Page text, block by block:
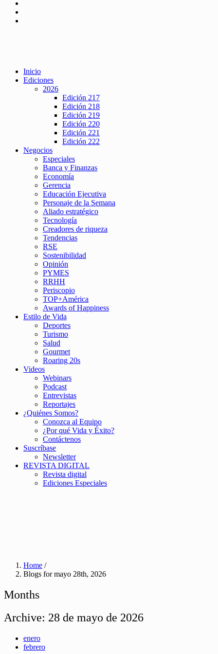
Inicio
Ediciones
2026
Edición 217
Edición 218
Edición 219
Edición 220
Edición 221
Edición 222
Negocios
Especiales
Banca y Finanzas
Economía
Gerencia
Educación Ejecutiva
Personaje de la Semana
Aliado estratégico
Tecnología
Creadores de riqueza
Tendencias
RSE
Sostenibilidad
Opinión
PYMES
RRHH
Periscopio
TOP+América
Awards of Happiness
Estilo de Vida
Deportes
Turismo
Salud
Gourmet
Roaring 20s
Videos
Webinars
Podcast
Entrevistas
Reportajes
¿Quiénes Somos?
Conozca al Equipo
¿Por qué Vida y Éxito?
Contáctenos
Suscríbase
Newsletter
REVISTA DIGITAL
Revista digital
Ediciones Especiales
Home /
Blogs for mayo 28th, 2026
Months
Archive: 28 de mayo de 2026
enero
febrero